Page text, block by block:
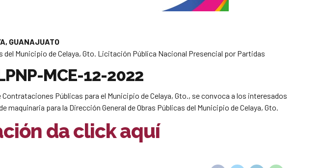
GUANAJUATO
Municipio de Celaya, Gto. Licitación Pública Nacional Presencial por Partidas
MCE-12-2022
Públicas para el Municipio de Celaya, Gto., se convoca a los interesados
para la Dirección General de Obras Públicas del Municipio de Celaya, Gto.
da click aquí